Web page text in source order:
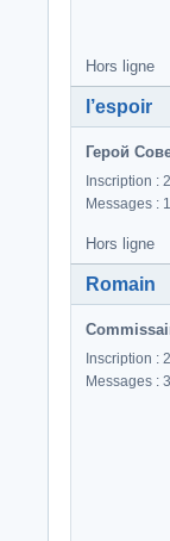
Hors ligne
l’espoir
Герой
Inscription :
Messages :
Hors ligne
Romain
Inscription :
Messages :